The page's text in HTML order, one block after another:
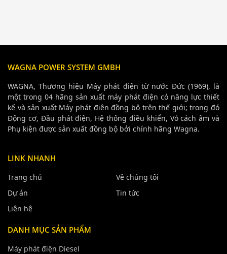
WAGNA POWER SYSTEM GMBH
WAGNA, Thương hiệu Máy phát điện từ nước Đức (1969), là
một trong 04 hãng sản xuất máy phát điện có năng lực thiết
kế và sản xuất Máy phát điện đồng bộ trên thế giới; trong đó
Động cơ, Đầu phát điện, Hệ thống điều khiển, Vỏ cách âm và
Phụ kiện được sản xuất đồng bộ bởi chính hãng Wagna.
LINK NHANH
Trang chủ
Về chúng tôi
Dự án
Tin tức
Liên hệ
DANH MỤC SẢN PHẨM
Máy phát điện Diesel